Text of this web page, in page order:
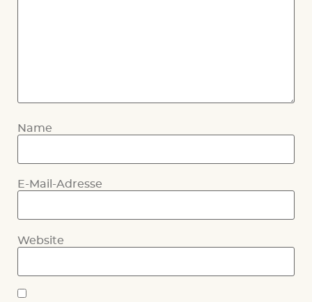
Name
E-Mail-Adresse
Website